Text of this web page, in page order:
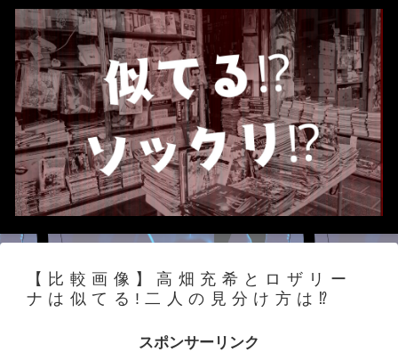
【比較画像】高畑充希とロザリー
ナは似てる!二人の見分け方は⁉
スポンサーリンク